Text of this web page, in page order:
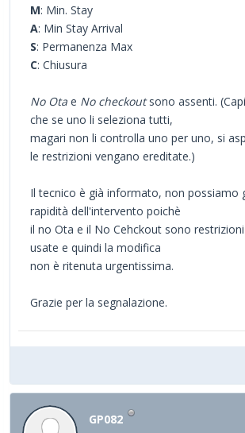
M: Min. Stay
A: Min Stay Arrival
S: Permanenza Max
C: Chiusura
No Ota e No checkoutsono assenti.
che se uno li seleziona tutti,
magari non li controlla uno per uno, si
le restrizioni vengano ereditate.)
Il tecnico è già informato, non possiamo
rapidità dell'intervento poichè
il no Ota e il No Cehckout sono
usate e quindi la modifica
non è ritenuta urgentissima.
Grazie per la segnalazione.
GP082